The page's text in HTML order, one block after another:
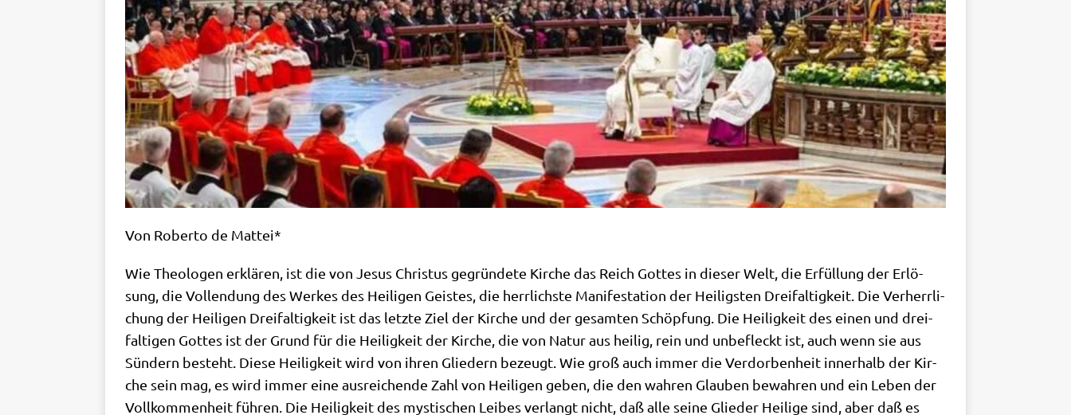
Von Rober­to de Mattei*
Wie Theo­lo­gen erklä­ren, ist die von Jesus Chri­stus gegrün­de­te Kir­che das Reich Got­tes in die­ser Welt, die Erfül­lung der Erlö­
sung, die Voll­endung des Wer­kes des Hei­li­gen Gei­stes, die herr­lich­ste Mani­fe­sta­ti­on der Hei­lig­sten Drei­fal­tig­keit. Die Ver­herr­li­
chung der Hei­li­gen Drei­fal­tig­keit ist das letz­te Ziel der Kir­che und der gesam­ten Schöp­fung. Die Hei­lig­keit des einen und drei­
fal­ti­gen Got­tes ist der Grund für die Hei­lig­keit der Kir­che, die von Natur aus hei­lig, rein und unbe­fleckt ist, auch wenn sie aus
Sün­dern besteht. Die­se Hei­lig­keit wird von ihren Glie­dern bezeugt. Wie groß auch immer die Ver­dor­ben­heit inner­halb der Kir­
che sein mag, es wird immer eine aus­rei­chen­de Zahl von Hei­li­gen geben, die den wah­ren Glau­ben bewah­ren und ein Leben der
Voll­kom­men­heit füh­ren. Die Hei­lig­keit des mysti­schen Lei­bes ver­langt nicht, daß alle sei­ne Glie­der Hei­li­ge sind, aber daß es